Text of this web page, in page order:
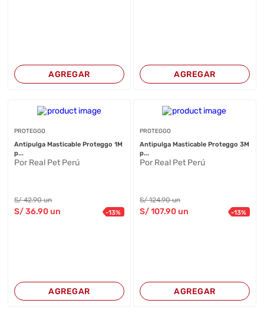
AGREGAR AGREGAR
PROTEGGO
Antipulga Masticable Proteggo 1M
p...
Por Real Pet Perú
S/42.90 un
S/36.90 un -13%
AGREGAR
PROTEGGO
Antipulga Masticable Proteggo 3M
p...
Por Real Pet Perú
S/124.90 un
S/107.90un -13%
AGREGAR